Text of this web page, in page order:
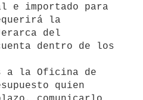
e importado para
la
del
dentro de los
a la Oficina de
quien